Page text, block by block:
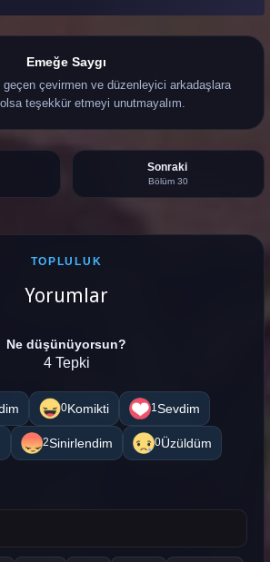
Emeğe Saygı
geçen çevirmen ve düzenleyici arkadaşlara
teşekkür etmeyi unutmayalım.
Sonraki
Bölüm 30
TOPLULUK
Yorumlar
Ne düşünüyorsun?
4 Tepki
0Komikti 1Sevdim
2Sinirlendim 0Üzüldüm